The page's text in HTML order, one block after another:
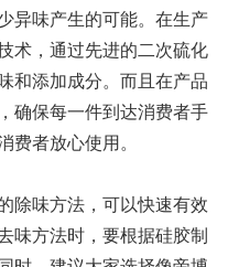
异味产生的可能。在生产
术，通过先进的二次硫化
和添加成分。而且在产品
确保每一件到达消费者手
费者放心使用。
味方法，可以快速有效
味方法时，要根据硅胶制